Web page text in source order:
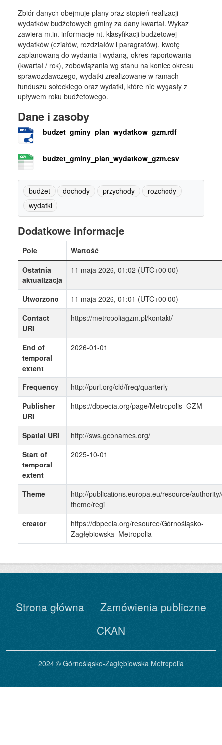
Zbiór danych obejmuje plany oraz stopień realizacji
wydatków budżetowych gminy za dany kwartał. Wykaz
zawiera m.in. informacje nt. klasyfikacji budżetowej
wydatków (działów, rozdziałów i paragrafów), kwotę
zaplanowaną do wydania i wydaną, okres raportowania
(kwartał / rok), zobowiązania wg stanu na koniec okresu
sprawozdawczego, wydatki zrealizowane w ramach
funduszu sołeckiego oraz wydatki, które nie wygasły z
upływem roku budżetowego.
Dane i zasoby
budzet_gminy_plan_wydatkow_gzm.rdf
budzet_gminy_plan_wydatkow_gzm.csv
budżet dochody przychody
rozchody
wydatki
Dodatkowe informacje
Pole
Wartość
Ostatnia
aktualizacja
11 maja 2026, 01:02 (UTC+00:00)
Utworzono
11 maja 2026, 01:01 (UTC+00:00)
Contact
URI
https://metropoliagzm.pl/kontakt/
End of
temporal
extent
2026-01-01
Frequency
http://purl.org/cld/freq/quarterly
Publisher
URI
https://dbpedia.org/page/Metropolis_GZM
Spatial URI
http://sws.geonames.org/
Start of
temporal
extent
2025-10-01
Theme
http://publications.europa.eu/resource/
theme/regi
creator
https://dbpedia.org/resource/Górnośląsko-
Zagłębiowska_Metropolia
Strona główna
Zamówienia publiczne
CKAN
2024 © Górnośląsko-Zagłębiowska Metropolia